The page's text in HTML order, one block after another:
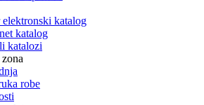
elektronski katalog
katalog
katalozi
robe